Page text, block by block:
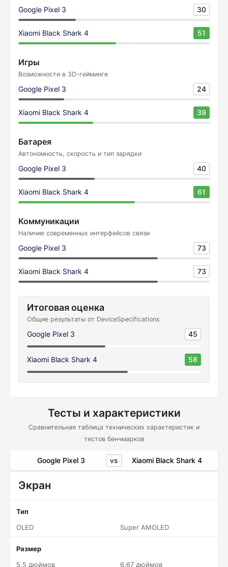
Google Pixel 3 30
Xiaomi Black Shark 4 51
Игры
Возможности в 3D-гейминге
Google Pixel 3 24
Xiaomi Black Shark 4 39
Батарея
Автономность, скорость и тип зарядки
Google Pixel 3 40
Xiaomi Black Shark 4 61
Коммуникации
Наличие современных интерфейсов связи
Google Pixel 3 73
Xiaomi Black Shark 4 73
Итоговая оценка
Общие результаты от DeviceSpecifications
Google Pixel 3 45
Xiaomi Black Shark 4 58
Тесты и характеристики
Сравнительная таблица технических характеристик и
тестов бенчмарков
Google Pixel 3 vs Xiaomi Black Shark 4
Экран
Тип
OLED
Super AMOLED
Размер
5.5 дюймов
6.67 дюймов